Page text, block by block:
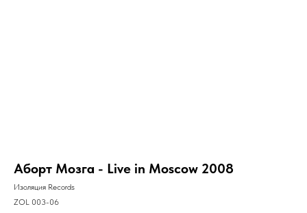
Аборт Мозга - Live in Moscow 2008
Изоляция Records
ZOL 003-06